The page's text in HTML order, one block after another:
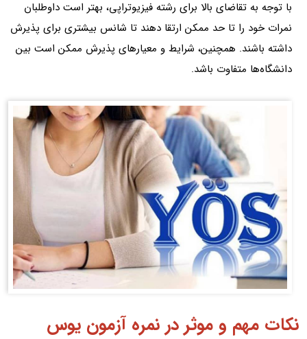
با توجه به تقاضای بالا برای رشته فیزیوتراپی، بهتر است داوطلبان
نمرات خود را تا حد ممکن ارتقا دهند تا شانس بیشتری برای پذیرش
داشته باشند. همچنین، شرایط و معیارهای پذیرش ممکن است بین
دانشگاه‌ها متفاوت باشد.
نکات مهم و موثر در نمره آزمون یوس